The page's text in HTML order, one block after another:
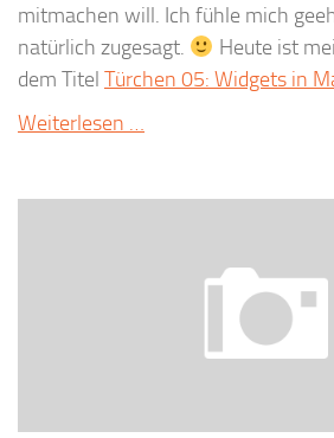
mitmachen will. Ich fühle mich
natürlich zugesagt.
Heute ist
dem Titel Türchen 05: Widgets in
Weiterlesen …